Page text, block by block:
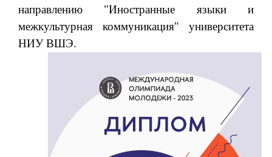
направлению "Иностранные языки и
межкультурная коммуникация" университета
НИУ ВШЭ.